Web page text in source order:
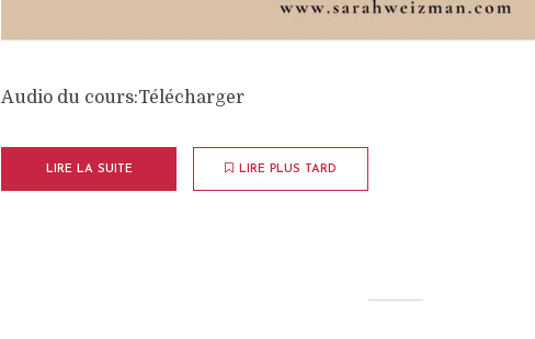
Audio du cours:Télécharger
LIRE LA SUITE LIRE PLUS TARD